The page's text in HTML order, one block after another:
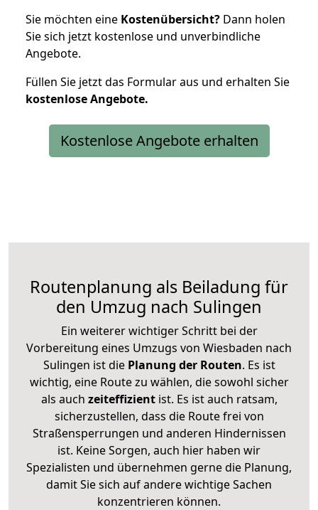
Sie möchten eine Kostenübersicht? Dann holen
Sie sich jetzt kostenlose und unverbindliche
Angebote.
Füllen Sie jetzt das Formular aus und erhalten Sie
kostenloseAngebote.
Kostenlose Angebote erhalten
Routenplanung als Beiladung für
den Umzug nach Sulingen
Ein weiterer wichtiger Schritt bei der
Vorbereitung eines Umzugs von Wiesbaden nach
Sulingen ist diePlanung der Routen. Es ist
wichtig, eine Route zu wählen, die sowohl sicher
als auch zeiteffizientist. Es ist auch ratsam,
sicherzustellen, dass die Route frei von
Straßensperrungen und anderen Hindernissen
ist. Keine Sorgen, auch hier haben wir
Spezialisten und übernehmen gerne die Planung,
damit Sie sich auf andere wichtige Sachen
konzentrieren können.